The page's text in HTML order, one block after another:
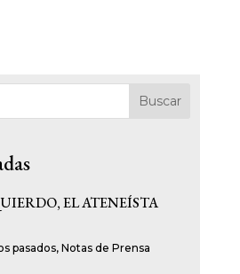
Buscar
EL ATENEÍSTA
pasados, Notas de Prensa